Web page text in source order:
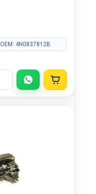
OEM: 4N0837812B